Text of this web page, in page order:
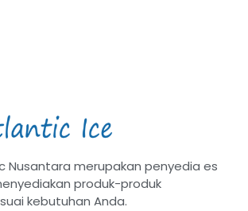
Nusantara merupakan penyedia es
produk-produk
kebutuhan Anda.